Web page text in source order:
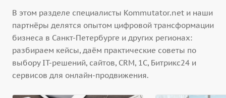
В этом разделе специалисты Kommutator.net и наши
партнёры делятся опытом цифровой трансформации
бизнеса в Санкт-Петербурге и других регионах:
разбираем кейсы, даём практические советы по
выбору IT-решений, сайтов, CRM, 1С, Битрикс24 и
сервисов для онлайн-продвижения.